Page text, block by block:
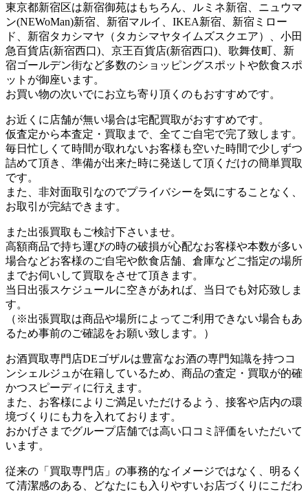
東京都新宿区は新宿御苑はもちろん、ルミネ新宿、ニュウマ
ン(NEWoMan)新宿、新宿マルイ、IKEA新宿、新宿ミロー
ド、新宿タカシマヤ（タカシマヤタイムズスクエア）、小田
急百貨店(新宿西口)、京王百貨店(新宿西口)、歌舞伎町、新
宿ゴールデン街など多数のショッピングスポットや飲食スポ
ットが御座います。
お買い物の次いでにお立ち寄り頂くのもおすすめです。
お近くに店舗が無い場合は宅配買取がおすすめです。
仮査定から本査定・買取まで、全てご自宅で完了致します。
毎日忙しくて時間が取れないお客様も空いた時間で少しずつ
詰めて頂き、準備が出来た時に発送して頂くだけの簡単買取
です。
また、非対面取引なのでプライバシーを気にすることなく、
お取引が完結できます。
また出張買取もご検討下さいませ。
高額商品で持ち運びの時の破損が心配なお客様や本数が多い
場合などお客様のご自宅や飲食店舗、倉庫などご指定の場所
までお伺いして買取をさせて頂きます。
当日出張スケジュールに空きがあれば、当日でも対応致しま
す。
（※出張買取は商品や場所によってご利用できない場合もあ
るため事前のご確認をお願い致します。）
お酒買取専門店DEゴザルは豊富なお酒の専門知識を持つコ
ンシェルジュが在籍しているため、商品の査定・買取が的確
かつスピーディに行えます。
また、お客様によりご満足いただけるよう、接客や店内の環
境づくりにも力を入れております。
おかげさまでグループ店舗では高い口コミ評価をいただいて
います。
従来の「買取専門店」の事務的なイメージではなく、明るく
て清潔感のある、どなたにも入りやすいお店づくりにこだわ